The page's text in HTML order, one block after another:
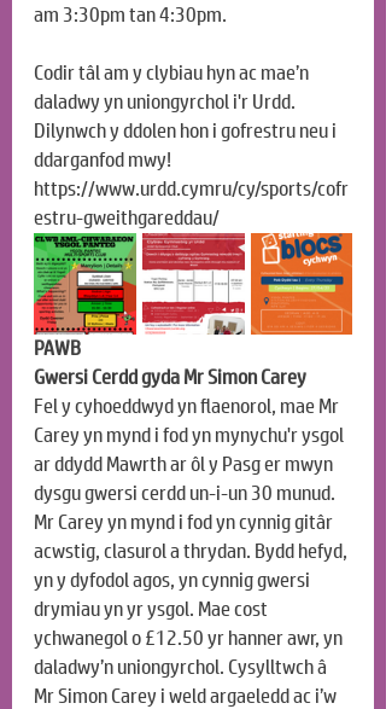
am 3:30pm tan 4:30pm.
Codir tâl am y clybiau hyn ac mae’n
daladwy yn uniongyrchol i'r Urdd.
Dilynwch y ddolen hon i gofrestru neu i
ddarganfod mwy!
https://www.urdd.cymru/cy/sports/cofr
estru-gweithgareddau/
PAWB
Gwersi Cerdd gyda Mr Simon Carey
Fel y cyhoeddwyd yn flaenorol, mae Mr
Carey yn mynd i fod yn mynychu'r ysgol
ar ddydd Mawrth ar ôl y Pasg er mwyn
dysgu gwersi cerdd un-i-un 30 munud.
Mr Carey yn mynd i fod yn cynnig gitâr
acwstig, clasurol a thrydan. Bydd hefyd,
yn y dyfodol agos, yn cynnig gwersi
drymiau yn yr ysgol. Mae cost
ychwanegol o £12.50 yr hanner awr, yn
daladwy’n uniongyrchol. Cysylltwch â
Mr Simon Carey i weld argaeledd ac i’w